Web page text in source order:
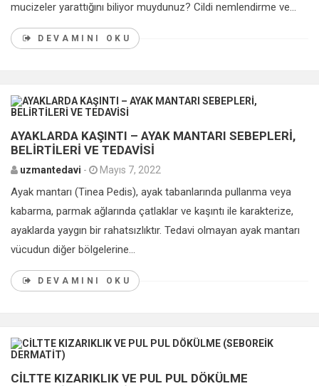
mucizeler yarattığını biliyor muydunuz? Cildi nemlendirme ve...
DEVAMINI OKU
AYAKLARDA KAŞINTI – AYAK MANTARI SEBEPLERİ,
BELİRTİLERİ VE TEDAVİSİ
uzmantedavi - Mayıs 7, 2022
Ayak mantarı (Tinea Pedis), ayak tabanlarında pullanma veya
kabarma, parmak ağlarında çatlaklar ve kaşıntı ile karakterize,
ayaklarda yaygın bir rahatsızlıktır. Tedavi olmayan ayak mantarı
vücudun diğer bölgelerine...
DEVAMINI OKU
CİLTTE KIZARIKLIK VE PUL PUL DÖKÜLME